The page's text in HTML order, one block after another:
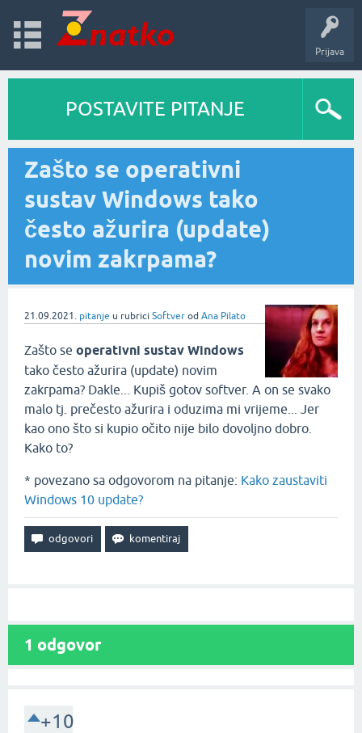
Prijava
POSTAVITE PITANJE
Zašto se operativni
sustav Windows tako
često ažurira (update)
novim zakrpama?
21.09.2021. pitanje u rubrici Softver od Ana Pilato
Zašto se operativni sustav Windows
tako često ažurira (update) novim
zakrpama? Dakle... Kupiš gotov softver. A on se svako
malo tj. prečesto ažurira i oduzima mi vrijeme... Jer
kao ono što si kupio očito nije bilo dovoljno dobro.
Kako to?
* povezano sa odgovorom na pitanje: Kako zaustaviti
Windows 10 update?
1 odgovor
+10